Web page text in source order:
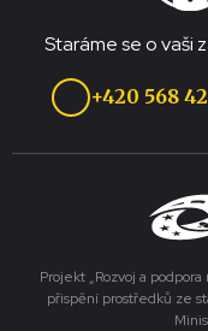
Staráme se o vaši
+420 568
Projekt „Rozvoj a
přispění prostředků ze